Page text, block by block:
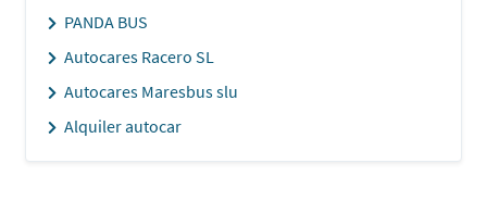
PANDA BUS
Autocares Racero SL
Autocares Maresbus slu
Alquiler autocar